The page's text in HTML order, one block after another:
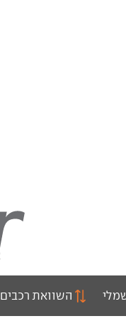
השוואת רכבים